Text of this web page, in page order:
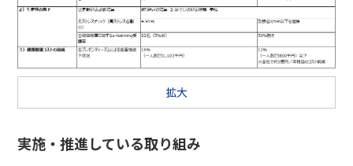
拡大
実施・推進している取り組み